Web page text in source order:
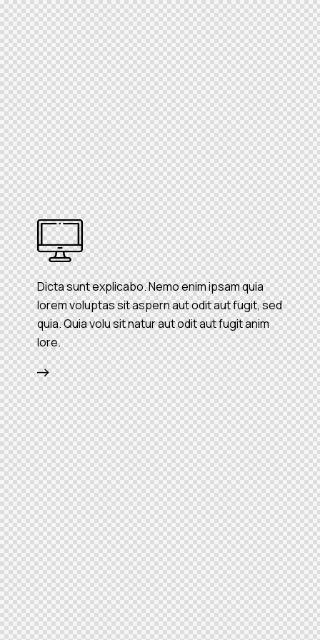
Dicta sunt explicabo. Nemo enim ipsam quia
lorem voluptas sit aspern aut odit aut fugit, sed
quia. Quia volu sit natur aut odit aut fugit anim
lore.